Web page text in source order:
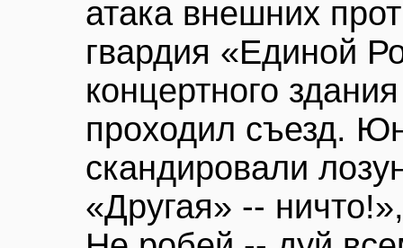
атака внешних
гвардия «Единой
концертного
проходил съезд.
скандировали
«Другая» --